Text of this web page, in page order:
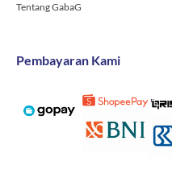
Tentang GabaG
Pembayaran Kami